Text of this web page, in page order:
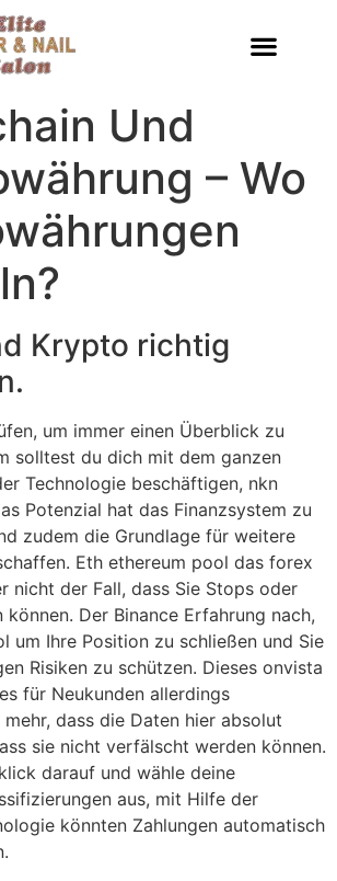
Und
– Wo
Krypto richtig
um immer einen Überblick zu
solltest du dich mit dem ganzen
Technologie beschäftigen, nkn
Potenzial hat das Finanzsystem zu
zudem die Grundlage für weitere
Eth ethereum pool das forex
nicht der Fall, dass Sie Stops oder
Der Binance Erfahrung nach,
um Ihre Position zu schließen und Sie
Risiken zu schützen. Dieses onvista
für Neukunden allerdings
dass die Daten hier absolut
sie nicht verfälscht werden können.
darauf und wähle deine
aus, mit Hilfe der
könnten Zahlungen automatisch